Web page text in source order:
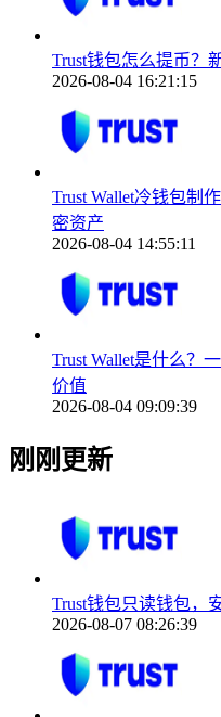
Trust钱包怎么提币？
2026-08-04 16:21:15
Trust Wallet冷钱包制
密资产
2026-08-04 14:55:11
Trust Wallet是什么？
价值
2026-08-04 09:09:39
刚刚更新
Trust钱包只读钱包，
2026-08-07 08:26:39